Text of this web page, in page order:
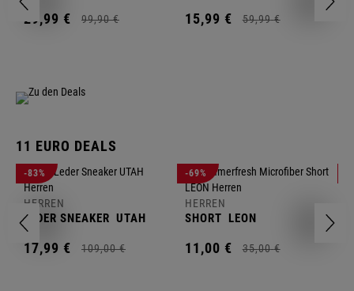
29,99 € 99,90 € 15,99 € 59,99 €
11 EURO DEALS
-83%
HERREN
LEDER SNEAKER UTAH
17,99 € 109,00 €
-69%
HERREN
SHORT LEON
11,00 € 35,00 €